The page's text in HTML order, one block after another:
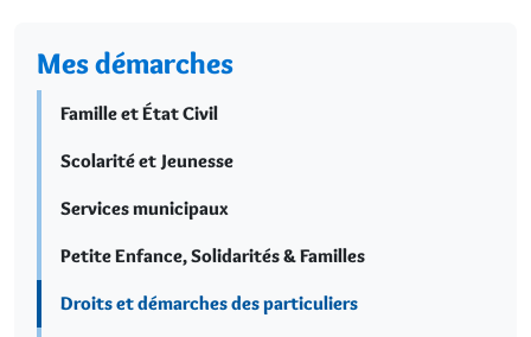
Mes démarches
Famille et État Civil
Scolarité et Jeunesse
Services municipaux
Petite Enfance, Solidarités & Familles
Droits et démarches des particuliers